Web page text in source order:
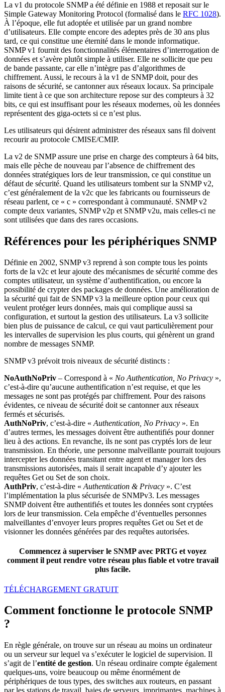
La v1 du protocole SNMP a été définie en 1988 et reposait sur le
Simple Gateway Monitoring Protocol (formalisé dans le RFC 1028).
À l’époque, elle fut adoptée et utilisée par un grand nombre
d’utilisateurs. Elle compte encore des adeptes près de 30 ans plus
tard, ce qui constitue une éternité dans le monde informatique.
SNMP v1 fournit des fonctionnalités élémentaires d’interrogation de
données et s’avère plutôt simple à utiliser. Elle ne sollicite que peu
de bande passante, car elle n’intègre pas d’algorithmes de
chiffrement. Aussi, le recours à la v1 de SNMP doit, pour des
raisons de sécurité, se cantonner aux réseaux locaux. Sa principale
limite tient à ce que son architecture repose sur des compteurs à 32
bits, ce qui est insuffisant pour les réseaux modernes, où les données
représentent des giga-octets si ce n’est plus.
Les utilisateurs qui désirent administrer des réseaux sans fil doivent
recourir au protocole CMISE/CMIP.
La v2 de SNMP assure une prise en charge des compteurs à 64 bits,
mais elle pèche de nouveau par l’absence de chiffrement des
données stratégiques lors de leur transmission, ce qui constitue un
défaut de sécurité. Quand les utilisateurs tombent sur la SNMP v2,
c’est généralement de la v2c que les fabricants ou fournisseurs de
réseau parlent, ce « c » correspondant à communauté. SNMP v2
compte deux variantes, SNMP v2p et SNMP v2u, mais celles-ci ne
sont utilisées que dans des rares occasions.
Références pour les périphériques SNMP
Définie en 2002, SNMP v3 reprend à son compte tous les points
forts de la v2c et leur ajoute des mécanismes de sécurité comme des
comptes utilisateur, un système d’authentification, ou encore la
possibilité de crypter des packages de données. Une amélioration de
la sécurité qui fait de SNMP v3 la meilleure option pour ceux qui
veulent protéger leurs données, mais qui complique aussi sa
configuration, et surtout la gestion des utilisateurs. La v3 sollicite
bien plus de puissance de calcul, ce qui vaut particulièrement pour
les intervalles de supervision les plus courts, qui génèrent un grand
nombre de messages SNMP.
SNMP v3 prévoit trois niveaux de sécurité distincts :
NoAuthNoPriv – Correspond à « No Authentication, No Privacy »,
c’est-à-dire qu’aucune authentification n’est requise, et que les
messages ne sont pas protégés par chiffrement. Pour des raisons
évidentes, ce niveau de sécurité doit se cantonner aux réseaux
fermés et sécurisés.
AuthNoPriv, c’est-à-dire « Authentication, No Privacy ». En
d’autres termes, les messages doivent être authentifiés pour donner
lieu à des actions. En revanche, ils ne sont pas cryptés lors de leur
transmission. En théorie, une personne malveillante pourrait toujours
intercepter les données transitant entre agent et manager lors des
transmissions autorisées, mais il serait incapable d’y ajouter les
requêtes Get ou Set de son choix.
AuthPriv, c’est-à-dire « Authentication & Privacy ». C’est
l’implémentation la plus sécurisée de SNMPv3. Les messages
SNMP doivent être authentifiés et toutes les données sont cryptées
lors de leur transmission. Cela empêche d’éventuelles personnes
malveillantes d’envoyer leurs propres requêtes Get ou Set et de
visionner les données générées par des requêtes autorisées.
Commencez à superviser le SNMP avec PRTG et voyez
comment il peut rendre votre réseau plus fiable et votre travail
plus facile.
TÉLÉCHARGEMENT GRATUIT
Comment fonctionne le protocole SNMP
?
En règle générale, on trouve sur un réseau au moins un ordinateur
ou un serveur sur lequel va s’exécuter le logiciel de supervision. Il
s’agit de l’entité de gestion. Un réseau ordinaire compte également
quelques-uns, voire beaucoup ou même énormément de
périphériques de tous types, des switches aux routeurs, en passant